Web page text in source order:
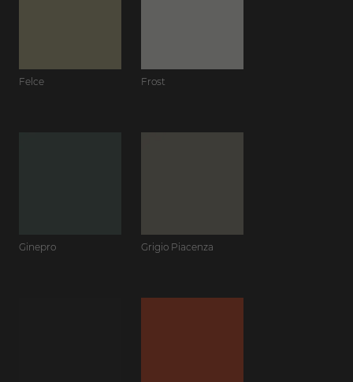
Felce Frost
Ginepro Grigio Piacenza